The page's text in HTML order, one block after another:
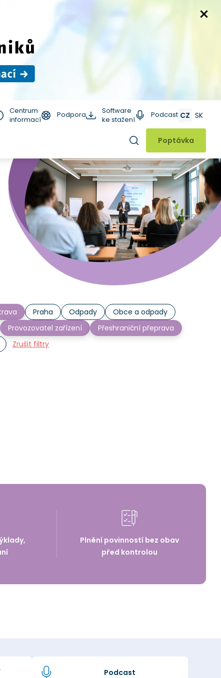
Centrum
informací
Podpora
Software
ke stažení
Podcast CZ SK
Hledat
Poptávka
Praha Odpady
Obce a odpady
Provozovatel zařízení
Přeshraniční přeprava
Zrušit filtry
Plnění povinností bez obav
před kontrolou
Podcast